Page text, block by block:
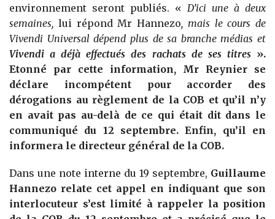
environnement seront publiés. « D’ici une à deux
semaines, lui répond Mr Hannezo, mais le cours de
Vivendi Universal dépend plus de sa branche médias et
Vivendi a déjà effectués des rachats de ses titres ».
Etonné par cette information, Mr Reynier se
déclare incompétent pour accorder des
dérogations au règlement de la COB et qu’il n’y
en avait pas au-delà de ce qui était dit dans le
communiqué du 12 septembre. Enfin, qu’il en
informera le directeur général de la COB.
Dans une note interne du 19 septembre, Guillaume
Hannezo relate cet appel en indiquant que son
interlocuteur s’est limité à rappeler la position